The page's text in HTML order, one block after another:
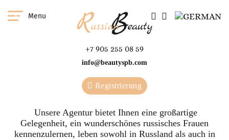
Menu
+7 905 255 08 59
info@beautyspb.com
Registrierung
Unsere Agentur bietet Ihnen eine großartige
Gelegenheit, ein wunderschönes russisches Frauen
kennenzulernen, leben sowohl in Russland als auch in